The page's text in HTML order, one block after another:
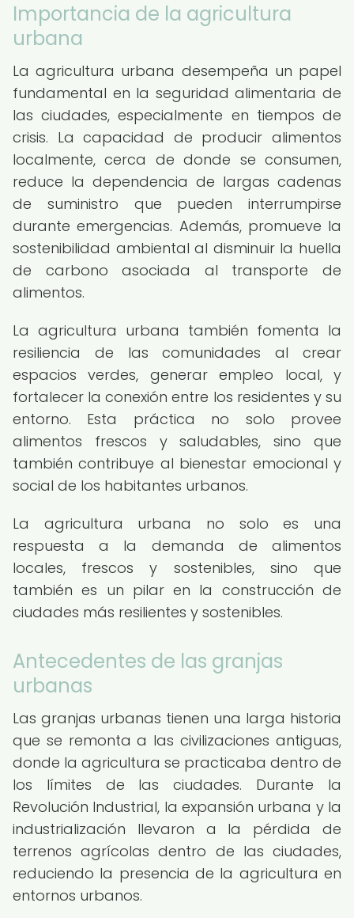
Importancia de la agricultura
urbana
La agricultura urbana desempeña un papel
fundamental en la seguridad alimentaria de
las ciudades, especialmente en tiempos de
crisis. La capacidad de producir alimentos
localmente, cerca de donde se consumen,
reduce la dependencia de largas cadenas
de suministro que pueden interrumpirse
durante emergencias. Además, promueve la
sostenibilidad ambiental al disminuir la huella
de carbono asociada al transporte de
alimentos.
La agricultura urbana también fomenta la
resiliencia de las comunidades al crear
espacios verdes, generar empleo local, y
fortalecer la conexión entre los residentes y su
entorno. Esta práctica no solo provee
alimentos frescos y saludables, sino que
también contribuye al bienestar emocional y
social de los habitantes urbanos.
La agricultura urbana no solo es una
respuesta a la demanda de alimentos
locales, frescos y sostenibles, sino que
también es un pilar en la construcción de
ciudades más resilientes y sostenibles.
Antecedentes de las granjas
urbanas
Las granjas urbanas tienen una larga historia
que se remonta a las civilizaciones antiguas,
donde la agricultura se practicaba dentro de
los límites de las ciudades. Durante la
Revolución Industrial, la expansión urbana y la
industrialización llevaron a la pérdida de
terrenos agrícolas dentro de las ciudades,
reduciendo la presencia de la agricultura en
entornos urbanos.